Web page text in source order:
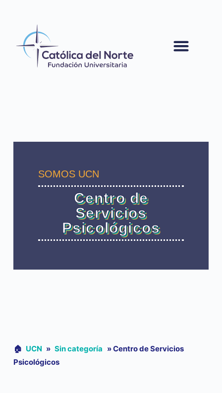
SOMOS UCN
Centro de
Servicios
Psicológicos
🏠︎ UCN » Sin categoría »Centro de Servicios
Psicológicos